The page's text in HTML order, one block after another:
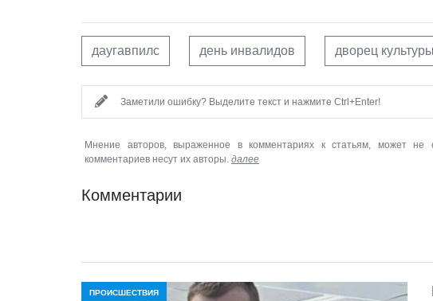
даугавпилс день инвалидов дворец культуры
Заметили ошибку? Выделите текст и нажмите Ctrl+Enter!
Мнение авторов, выраженное в комментариях к статьям, может не
комментариев несут их авторы. далее
Комментарии
ПРОИСШЕСТВИЯ